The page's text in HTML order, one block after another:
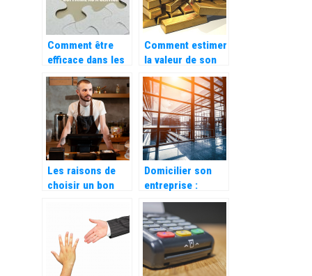
Porter ?
Comment être
efficace dans les
ressources
humaines ?
Comment estimer
la valeur de son
or
Les raisons de
choisir un bon
Domicilier son
entreprise :
quelles
possibilites ?